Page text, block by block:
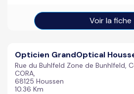
Voir la fiche
Opticien GrandOptical
Rue du Buhlfeld Zone de Bunhlfeld,
CORA,
68125 Houssen
10.36 Km